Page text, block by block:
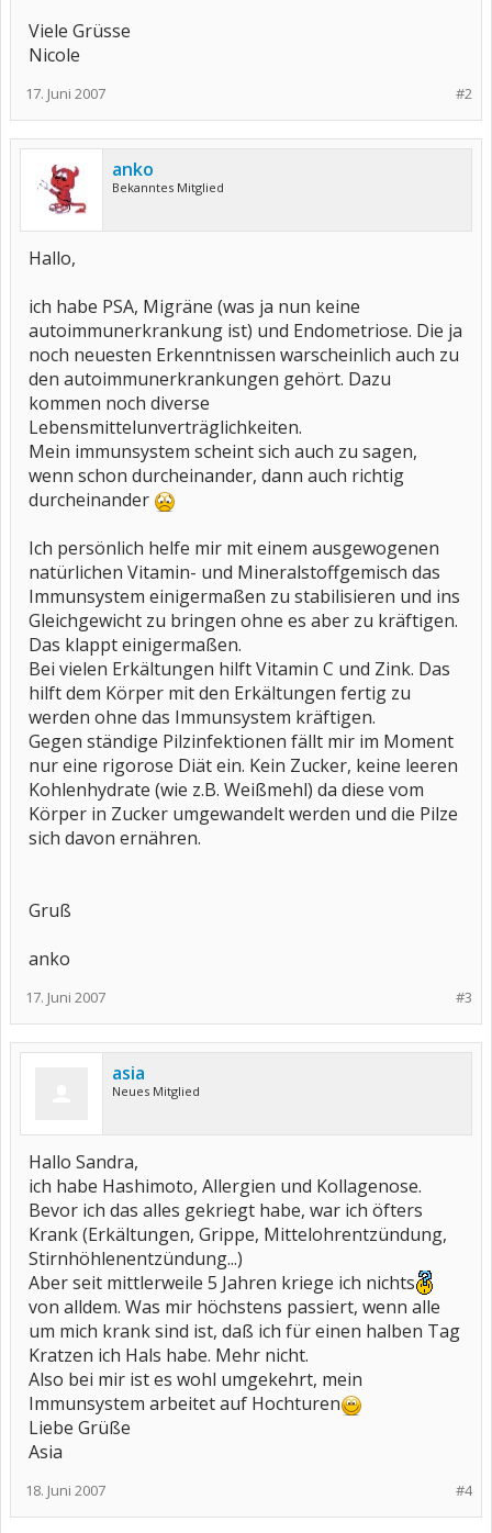
Viele Grüsse
Nicole
#2
17. Juni 2007
anko
Bekanntes Mitglied
Hallo,
ich habe PSA, Migräne (was ja nun keine
autoimmunerkrankung ist) und Endometriose. Die ja
noch neuesten Erkenntnissen warscheinlich auch zu
den autoimmunerkrankungen gehört. Dazu
kommen noch diverse
Lebensmittelunverträglichkeiten.
Mein immunsystem scheint sich auch zu sagen,
wenn schon durcheinander, dann auch richtig
durcheinander
Ich persönlich helfe mir mit einem ausgewogenen
natürlichen Vitamin- und Mineralstoffgemisch das
Immunsystem einigermaßen zu stabilisieren und ins
Gleichgewicht zu bringen ohne es aber zu kräftigen.
Das klappt einigermaßen.
Bei vielen Erkältungen hilft Vitamin C und Zink. Das
hilft dem Körper mit den Erkältungen fertig zu
werden ohne das Immunsystem kräftigen.
Gegen ständige Pilzinfektionen fällt mir im Moment
nur eine rigorose Diät ein. Kein Zucker, keine leeren
Kohlenhydrate (wie z.B. Weißmehl) da diese vom
Körper in Zucker umgewandelt werden und die Pilze
sich davon ernähren.
Gruß
anko
#3
17. Juni 2007
asia
Neues Mitglied
Hallo Sandra,
ich habe Hashimoto, Allergien und Kollagenose.
Bevor ich das alles gekriegt habe, war ich öfters
Krank (Erkältungen, Grippe, Mittelohrentzündung,
Stirnhöhlenentzündung...)
Aber seit mittlerweile 5 Jahren kriege ich nichts
von alldem. Was mir höchstens passiert, wenn alle
um mich krank sind ist, daß ich für einen halben Tag
Kratzen ich Hals habe. Mehr nicht.
Also bei mir ist es wohl umgekehrt, mein
Immunsystem arbeitet auf Hochturen
Liebe Grüße
Asia
#4
18. Juni 2007